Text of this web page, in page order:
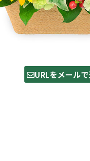
URLをメール